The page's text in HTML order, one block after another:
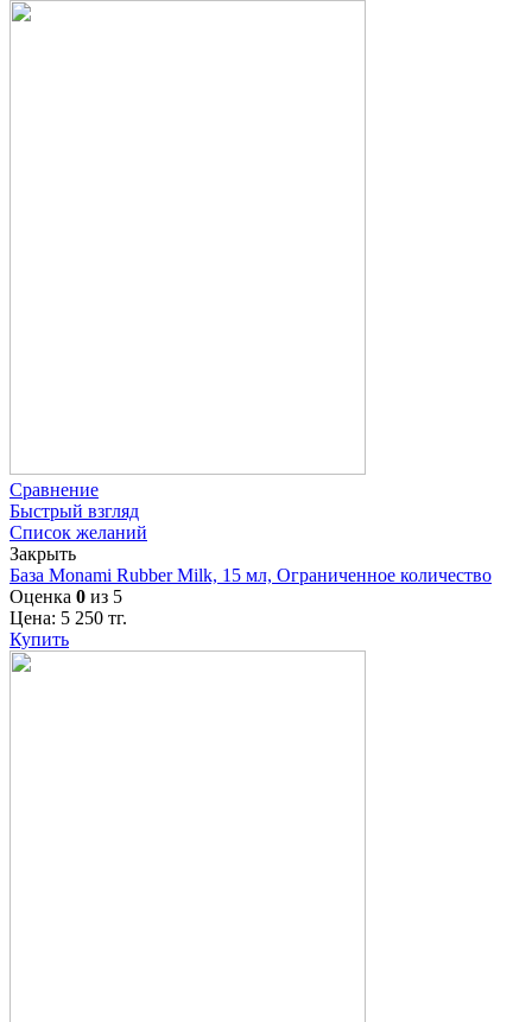
Сравнение
Быстрый взгляд
Список желаний
Закрыть
База Monami Rubber Milk, 15 мл, Ограниченное количество
Оценка 0 из 5
Цена: 5 250 тг.
Купить